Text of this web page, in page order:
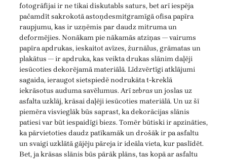
fotogrāfijai ir ne tikai diskutabls saturs, bet arī iespēja
pačamdīt sakrokotā astoņdesmitgramīgā ofisa papīra
raupjumu, kas ir uzņēmis par daudz mitruma un
deformējies. Nonākam pie nākamās atziņas — vairums
papīra apdrukas, ieskaitot avīzes, žurnālus, grāmatas un
plakātus — ir apdruka, kas veikta drukas slānim daļēji
iesūcoties dekorējamā materiālā. Līdzvērtīgi atklājumi
sagaida, ieraugot sietspiedē nodrukāta t-kreklā
iekrāsotus auduma savēlumus. Arīzebrasun joslas uz
asfalta uzklāj, krāsai daļēji iesūcoties materiālā. Un uz šī
piemēra visvieglāk būs saprast, ka dekorācijas slānis
patiesi var būt iespaidīgi biezs. Tomēr būtiski ir apzināties,
ka pārvietoties daudz patīkamāk un drošāk ir pa asfaltu
un svaigi uzklātā gājēju pāreja ir ideāla vieta, kur paslīdēt.
Bet, ja krāsas slānis būs pārāk plāns, tas kopā ar asfaltu